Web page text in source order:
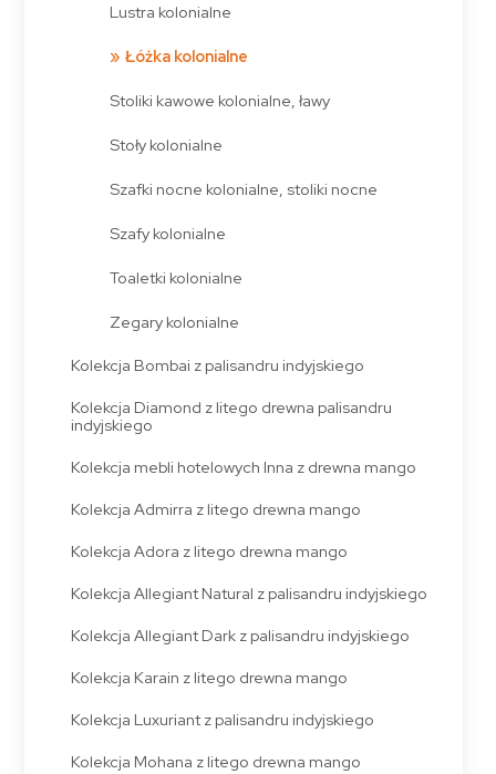
Lustra kolonialne
Łóżka kolonialne
Stoliki kawowe kolonialne, ławy
Stoły kolonialne
Szafki nocne kolonialne, stoliki nocne
Szafy kolonialne
Toaletki kolonialne
Zegary kolonialne
Kolekcja Bombai z palisandru indyjskiego
Kolekcja Diamond z litego drewna palisandru
indyjskiego
Kolekcja mebli hotelowych Inna z drewna mango
Kolekcja Admirra z litego drewna mango
Kolekcja Adora z litego drewna mango
Kolekcja Allegiant Natural z palisandru indyjskiego
Kolekcja Allegiant Dark z palisandru indyjskiego
Kolekcja Karain z litego drewna mango
Kolekcja Luxuriant z palisandru indyjskiego
Kolekcja Mohana z litego drewna mango